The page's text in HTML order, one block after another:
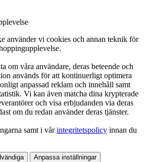
använder vi cookies och annan teknik för
om våra användare, deras beteende och
används för att kontinuerligt optimera
anpassad reklam och innehåll samt
Vi kan även matcha dina krypterade
och visa erbjudanden via deras
om du redan använder deras tjänster.
samt i vårintegritetspolicy innan du
Anpassa inställningar